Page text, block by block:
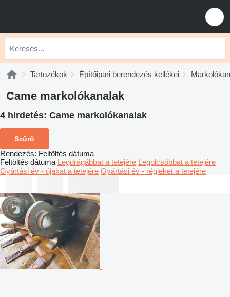
Tartozékok Építőipari berendezés kellékei
Came markolókanalak
4 hirdetés: Came markolókanalak
Szűrő
Rendezés: Feltöltés dátuma
Feltöltés dátuma Legdrágábbat a tetejére Legolcsóbbat a tetejére
Gyártási év - újakat a tetejére Gyártási év - régieket a tetejére